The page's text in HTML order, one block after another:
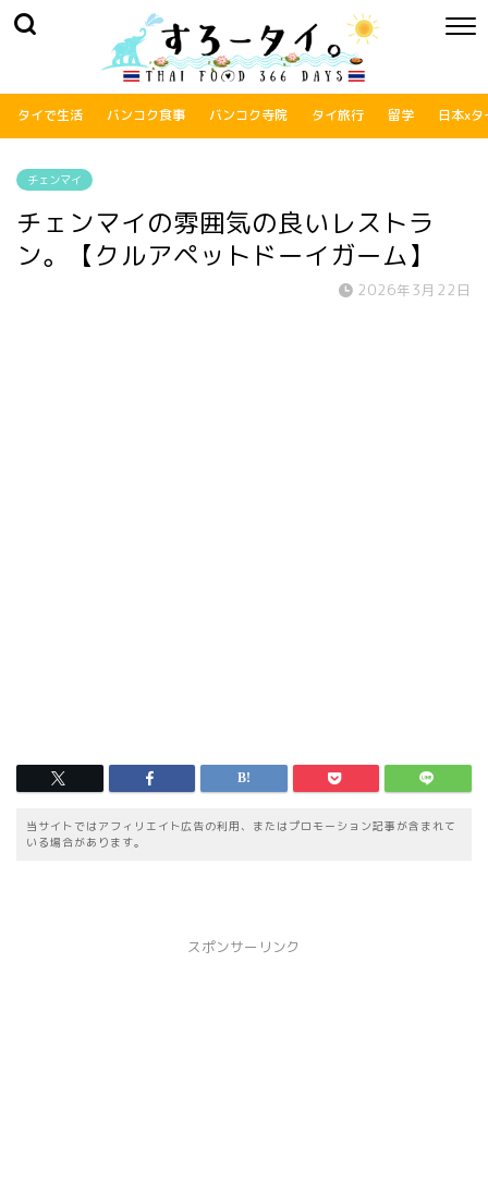
タイで生活 バンコク食事 バンコク寺院 タイ旅行 留学 日本xタ
チェンマイ
チェンマイの雰囲気の良いレストラ
ン。【クルアペットドーイガーム】
2026年3月22日
当サイトではアフィリエイト広告の利用、またはプロモーション記事が含まれて
いる場合があります。
スポンサーリンク